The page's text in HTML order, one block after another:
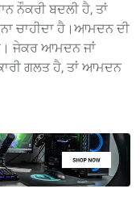
ਨੌਕਰੀ ਬਦਲੀ ਹੈ, ਤਾਂ
ਚਾਹੀਦਾ ਹੈ।ਆਮਦਨ ਦੀ
ਜੇਕਰ ਆਮਦਨ ਜਾਂ
ਗਲਤ ਹੈ, ਤਾਂ ਆਮਦਨ